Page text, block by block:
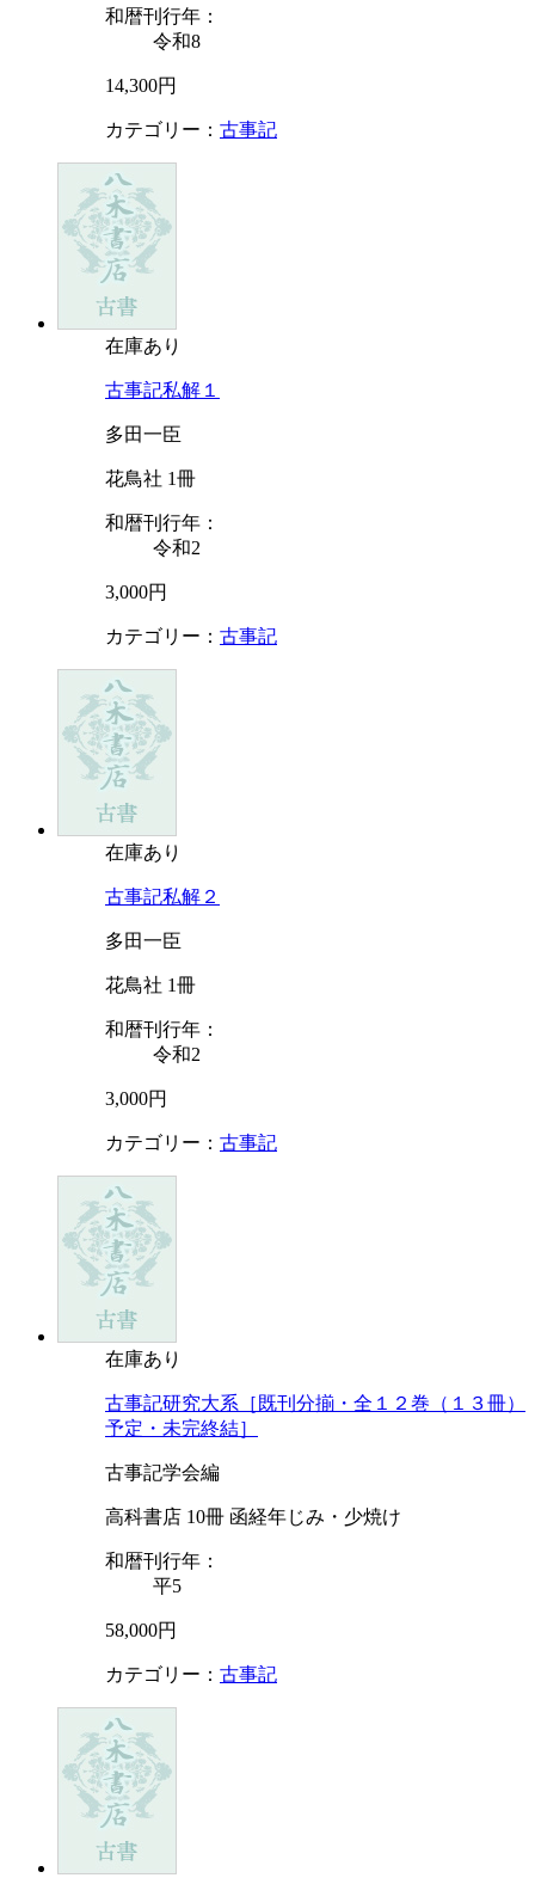
和暦刊行年：
令和8
14,300円
カテゴリー： 古事記
在庫あり
古事記私解１
多田一臣
花鳥社 1冊
和暦刊行年：
令和2
3,000円
カテゴリー： 古事記
在庫あり
古事記私解２
多田一臣
花鳥社 1冊
和暦刊行年：
令和2
3,000円
カテゴリー： 古事記
在庫あり
古事記研究大系［既刊分揃・全１２巻（１３冊）
予定・未完終結］
古事記学会編
高科書店 10冊 函経年じみ・少焼け
和暦刊行年：
平5
58,000円
カテゴリー： 古事記